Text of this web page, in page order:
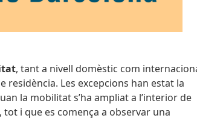
, tant a nivell domèstic com
residència. Les excepcions han estat la
la mobilitat s’ha ampliat a l’interior de
, tot i que es comença a observar una